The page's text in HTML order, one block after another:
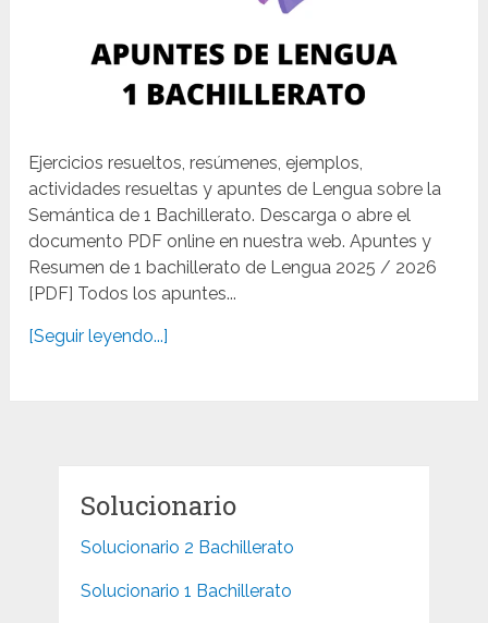
Ejercicios resueltos, resúmenes, ejemplos,
actividades resueltas y apuntes de Lengua sobre la
Semántica de 1 Bachillerato. Descarga o abre el
documento PDF online en nuestra web. Apuntes y
Resumen de 1 bachillerato de Lengua 2025 / 2026
[PDF] Todos los apuntes...
[Seguir leyendo...]
Solucionario
Solucionario 2 Bachillerato
Solucionario 1 Bachillerato